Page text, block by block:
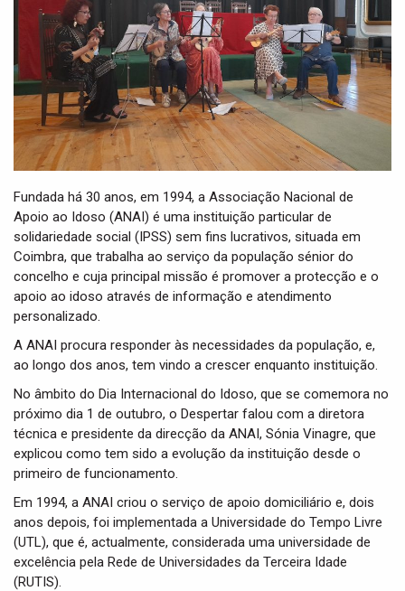
o
n
Fundada há 30 anos, em 1994, a Associação Nacional de
Apoio ao Idoso (ANAI) é uma instituição particular de
solidariedade social (IPSS) sem fins lucrativos, situada em
Coimbra, que trabalha ao serviço da população sénior do
concelho e cuja principal missão é promover a protecção e o
apoio ao idoso através de informação e atendimento
personalizado.
A ANAI procura responder às necessidades da população, e,
ao longo dos anos, tem vindo a crescer enquanto instituição.
No âmbito do Dia Internacional do Idoso, que se comemora no
próximo dia 1 de outubro, o Despertar falou com a diretora
técnica e presidente da direcção da ANAI, Sónia Vinagre, que
explicou como tem sido a evolução da instituição desde o
primeiro de funcionamento.
Em 1994, a ANAI criou o serviço de apoio domiciliário e, dois
anos depois, foi implementada a Universidade do Tempo Livre
(UTL), que é, actualmente, considerada uma universidade de
excelência pela Rede de Universidades da Terceira Idade
(RUTIS).